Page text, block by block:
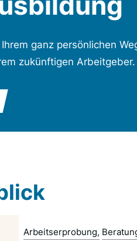
ganz persönlichen
zukünftigen Arbeitgeber.
Arbeitserprobung